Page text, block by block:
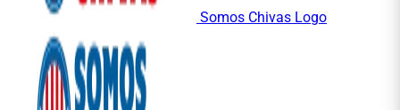
Somos Chivas Logo